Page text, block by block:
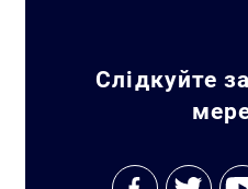
Слідкуйте